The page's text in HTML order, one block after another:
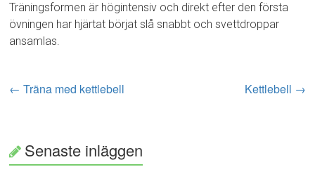
Träningsformen är högintensiv och direkt efter den första
övningen har hjärtat börjat slå snabbt och svettdroppar
ansamlas.
← Träna med kettlebell Kettlebell →
Senaste inläggen